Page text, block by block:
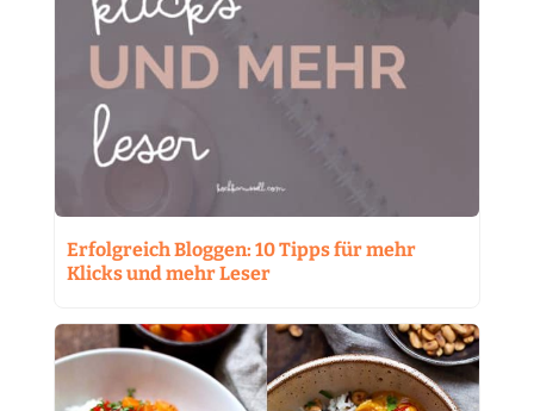
Erfolgreich Bloggen: 10 Tipps für mehr
Klicks und mehr Leser